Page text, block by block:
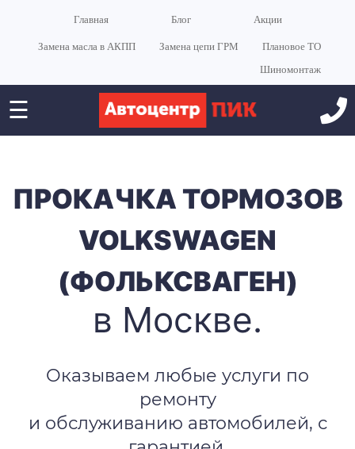
Главная Блог Акции
Замена масла в АКПП Замена цепи ГРМ
Плановое ТО
Шиномонтаж
☰
ПРОКАЧКА ТОРМОЗОВ
VOLKSWAGEN
(ФОЛЬКСВАГЕН)
в Москве.
Оказываем любые услуги по
ремонту
и обслуживанию автомобилей, с